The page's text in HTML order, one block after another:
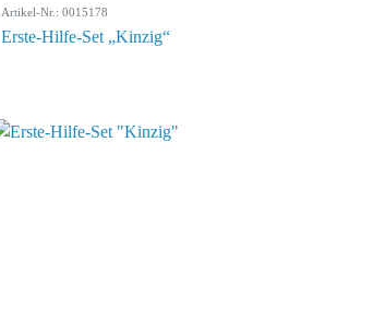
Artikel-Nr.: 0015178
Erste-Hilfe-Set „Kinzig“